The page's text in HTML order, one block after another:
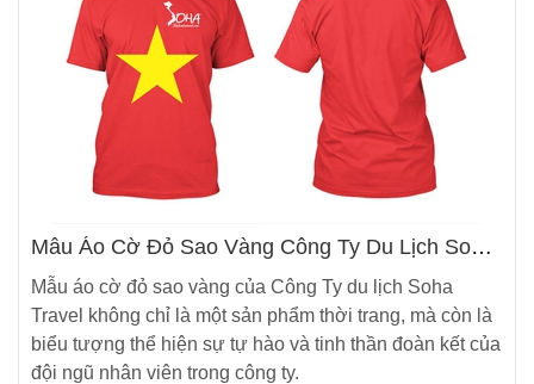
Mẫu Áo Cờ Đỏ Sao Vàng Công Ty Du Lịch Soha
Mẫu áo cờ đỏ sao vàng của Công Ty du lịch Soha
Travel không chỉ là một sản phẩm thời trang, mà còn là
biểu tượng thể hiện sự tự hào và tinh thần đoàn kết của
đội ngũ nhân viên trong công ty.